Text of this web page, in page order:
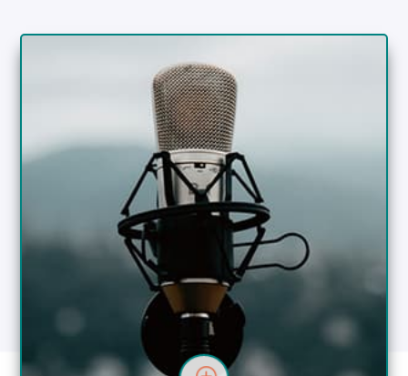
Animateur
Dimitri Moussaoui
DÉTAILS